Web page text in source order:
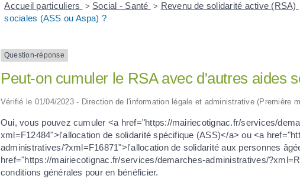
Accueil particuliers > Social - Santé > Revenu de solidarité active (RSA)
sociales (ASS ou Aspa) ?
Question-réponse
Peut-on cumuler le RSA avec d'autres aides
Vérifié le 01/04/2023 - Direction de l'information légale et administrative (Première
Oui, vous pouvez cumuler <a href="https://mairiecotignac.fr/services/
xml=F12484">l'allocation de solidarité spécifique (ASS)</a> ou <a
administratives/?xml=F16871">l'allocation de solidarité aux personnes
href="https://mairiecotignac.fr/services/demarches-administratives/
conditions générales pour en bénéficier.